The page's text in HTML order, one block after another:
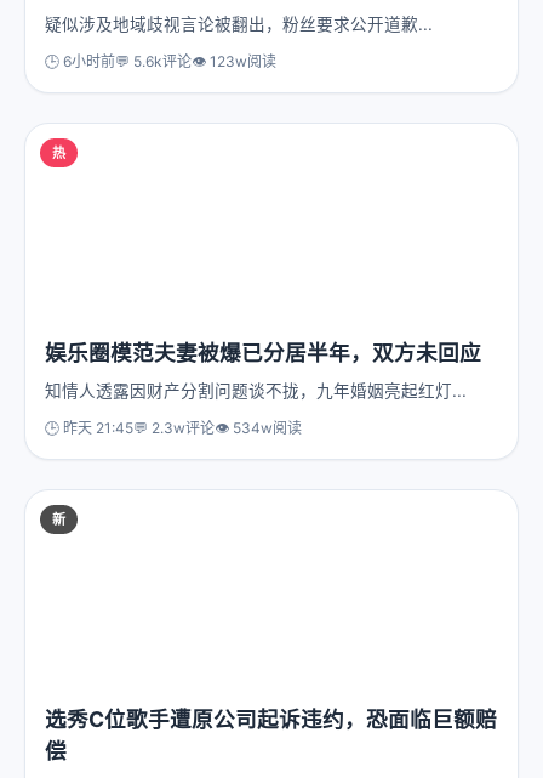
疑似涉及地域歧视言论被翻出，粉丝要求公开道歉...
🕒 6小时前💬 5.6k评论👁️ 123w阅读
热
娱乐圈模范夫妻被爆已分居半年，双方未回应
知情人透露因财产分割问题谈不拢，九年婚姻亮起红灯...
🕒 昨天 21:45💬 2.3w评论👁️ 534w阅读
新
选秀C位歌手遭原公司起诉违约，恐面临巨额赔
偿